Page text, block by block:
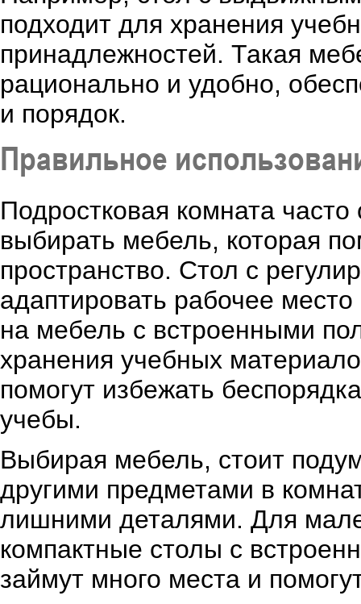
подходит для хранения
принадлежностей. Такая
рационально и удобно,
и порядок.
Правильное
Подростковая комната
выбирать мебель, которая
пространство. Стол с
адаптировать рабочее
на мебель с встроенными
хранения учебных
помогут избежать
учебы.
Выбирая мебель, стоит
другими предметами в
лишними деталями. Для
компактные столы с
займут много места и